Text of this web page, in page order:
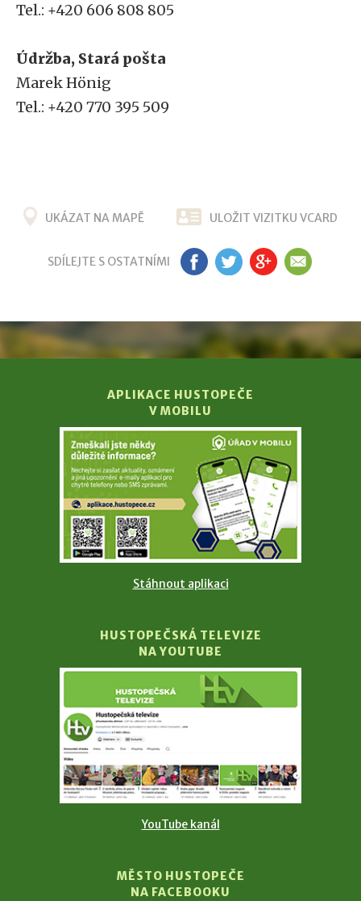
Tel.: +420 606 808 805
Údržba, Stará pošta
Marek Hönig
Tel.: +420 770 395 509
UKÁZAT NA MAPĚ ULOŽIT VIZITKU VCARD
SDÍLEJTE S OSTATNÍMI FB TW G+ EM
APLIKACE HUSTOPEČE
V MOBILU
Stáhnout aplikaci
HUSTOPEČSKÁ TELEVIZE
NA YOUTUBE
YouTube kanál
MĚSTO HUSTOPEČE
NA FACEBOOKU